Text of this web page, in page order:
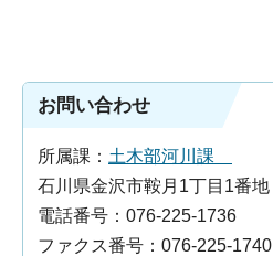
お問い合わせ
所属課： 土木部河川課
石川県金沢市鞍月1丁目1番地
電話番号：076-225-1736
ファクス番号：076-225-1740